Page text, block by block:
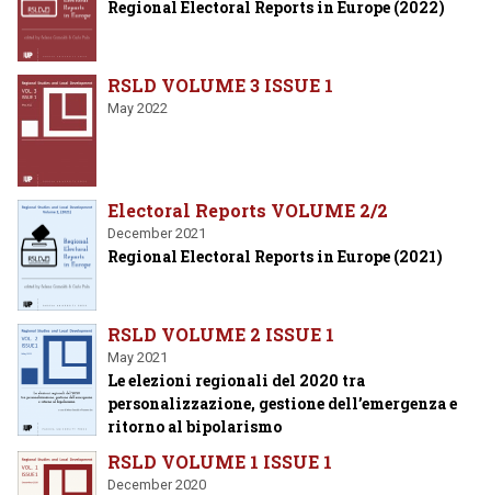
Regional Electoral Reports in Europe (2022)
RSLD VOLUME 3 ISSUE 1
May 2022
Electoral Reports VOLUME 2/2
December 2021
Regional Electoral Reports in Europe (2021)
RSLD VOLUME 2 ISSUE 1
May 2021
Le elezioni regionali del 2020 tra
personalizzazione, gestione dell’emergenza e
ritorno al bipolarismo
RSLD VOLUME 1 ISSUE 1
December 2020